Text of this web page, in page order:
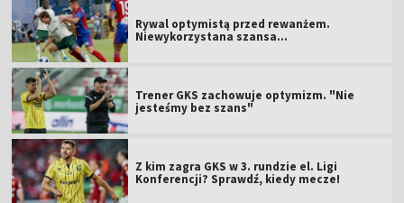
Rywal optymistą przed rewanżem.
Niewykorzystana szansa...
Trener GKS zachowuje optymizm. "Nie
jesteśmy bez szans"
Z kim zagra GKS w 3. rundzie el. Ligi
Konferencji? Sprawdź, kiedy mecze!